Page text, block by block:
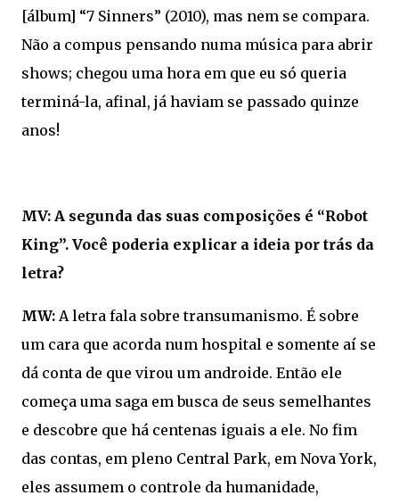
[álbum] “7 Sinners” (2010), mas nem se compara.
Não a compus pensando numa música para abrir
shows; chegou uma hora em que eu só queria
terminá-la, afinal, já haviam se passado quinze
anos!
MV: A segunda das suas composições é “Robot
King”. Você poderia explicar a ideia por trás da
letra?
MW: A letra fala sobre transumanismo. É sobre
um cara que acorda num hospital e somente aí se
dá conta de que virou um androide. Então ele
começa uma saga em busca de seus semelhantes
e descobre que há centenas iguais a ele. No fim
das contas, em pleno Central Park, em Nova York,
eles assumem o controle da humanidade,